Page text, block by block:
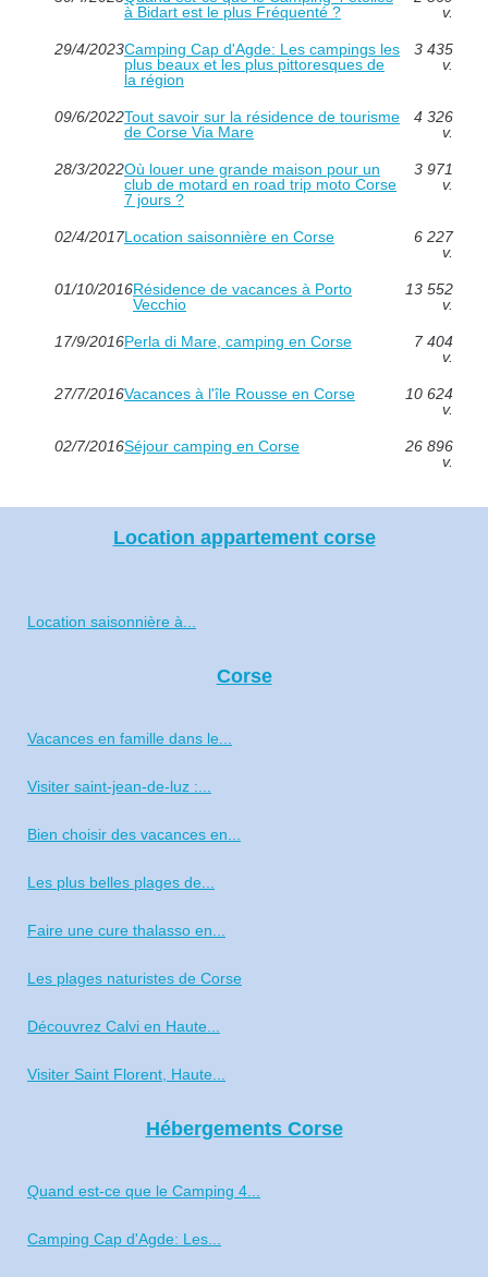
à Bidart est le plus Fréquenté ?
v.
29/4/2023Camping Cap d'Agde: Les campings les
plus beaux et les plus pittoresques de
la région
3 435
v.
09/6/2022Tout savoir sur la résidence de tourisme
de Corse Via Mare
4 326
v.
28/3/2022Où louer une grande maison pour un
club de motard en road trip moto Corse
7 jours ?
3 971
v.
02/4/2017Location saisonnière en Corse
6 227
v.
01/10/2016Résidence de vacances à Porto
Vecchio
13 552
v.
17/9/2016Perla di Mare, camping en Corse
7 404
v.
27/7/2016Vacances à l'île Rousse en Corse
10 624
v.
02/7/2016Séjour camping en Corse
26 896
v.
Location appartement corse
Location saisonnière à...
Corse
Vacances en famille dans le...
Visiter saint-jean-de-luz :...
Bien choisir des vacances en...
Les plus belles plages de...
Faire une cure thalasso en...
Les plages naturistes de Corse
Découvrez Calvi en Haute...
Visiter Saint Florent, Haute...
Hébergements Corse
Quand est-ce que le Camping 4...
Camping Cap d'Agde: Les...